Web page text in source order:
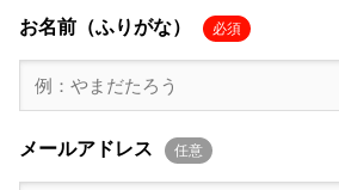
お名前（ふりがな） 必須
メールアドレス 任意